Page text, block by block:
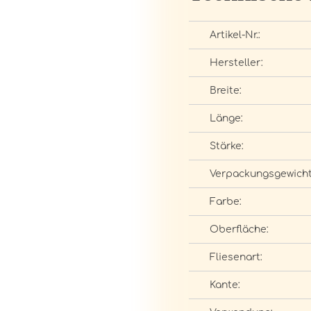
Artikel-Nr.:
Hersteller:
Breite:
Länge:
Stärke:
Farbe:
Oberfläche:
Fliesenart:
Kante: